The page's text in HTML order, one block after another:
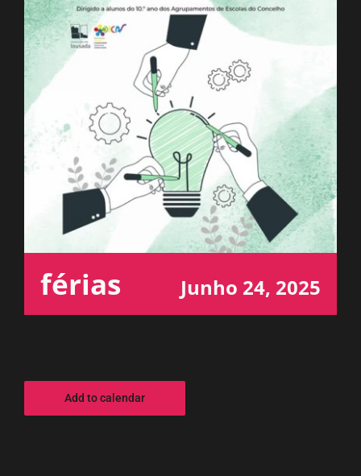
CONTACTOS
OUVIR
férias Junho 24, 2025
Add to calendar